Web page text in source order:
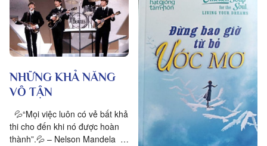
NHỮNG KHẢ NĂNG
VÔ TẬN
💦“Mọi việc luôn có vẻ bất khả
thi cho đến khi nó được hoàn
thành”.💦 – Nelson Mandela